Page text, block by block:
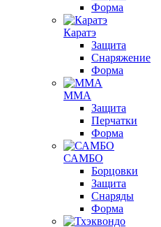
Форма
Каратэ
Защита
Снаряжение
Форма
ММА
Защита
Перчатки
Форма
САМБО
Борцовки
Защита
Снаряды
Форма